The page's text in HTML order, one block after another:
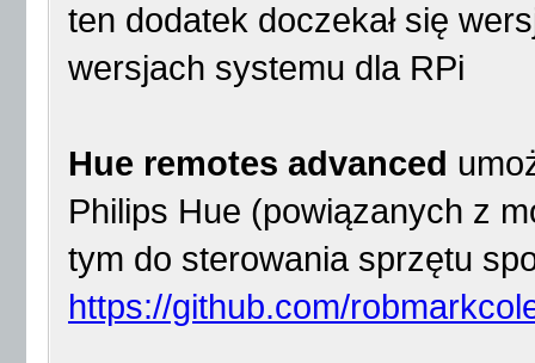
ten dodatek doczekał się
wersjach systemu dla RPi
Hue remotes advanced
Philips Hue (powiązanych z
tym do sterowania sprzętu
https://github.com/